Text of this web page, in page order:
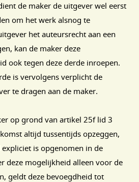
de maker de uitgever wel eerst
om het werk alsnog te
het auteursrecht aan een
kan de maker deze
ook tegen deze derde inroepen.
is vervolgens verplicht de
te dragen aan de maker.
op grond van artikel 25f lid 3
altijd tussentijds opzeggen,
is opgenomen in de
deze mogelijkheid alleen voor de
geldt deze bevoegdheid tot